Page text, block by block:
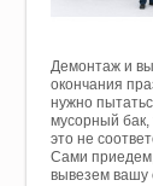
Демонтаж и
окончания
нужно
мусорный бак,
это не
Сами
вывезем вашу